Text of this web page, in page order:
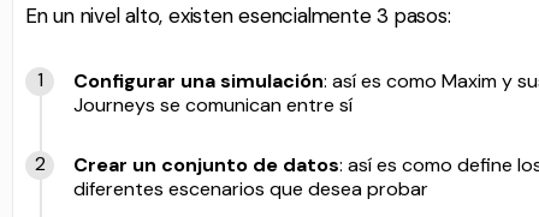
En un nivel alto, existen esencialmente 3 pasos:
Configurar una simulación: así es como Maxim y
Journeys se comunican entre sí
Crear un conjunto de datos: así es como define
diferentes escenarios que desea probar